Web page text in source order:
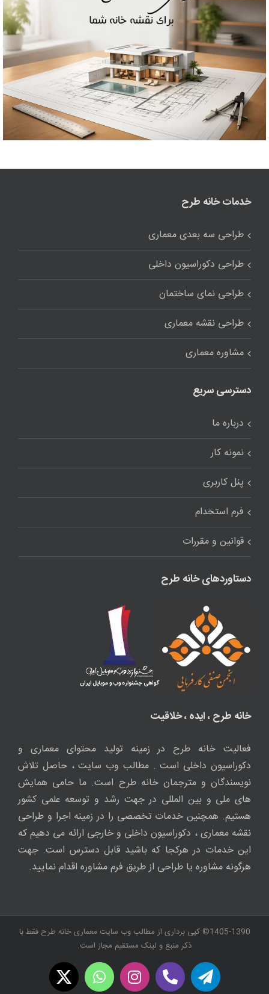
خدمات خانه طرح
طراحی سه بعدی معماری
طراحی دکوراسیون داخلی
طراحی نمای ساختمان
طراحی نقشه معماری
مشاوره معماری
دسترسی سریع
درباره ما
نمونه کار
پنل کاربری
فرم استخدام
قوانین و مقررات
دستاوردهای خانه طرح
خانه طرح ، ایده ، خلاقیت
فعالیت خانه طرح در زمینه تولید محتوای معماری و
دکوراسیون داخلی است . مطالب وب سایت ، حاصل تلاش
نویسندگان و مترجمان خانه طرح است. ما حامی همایش
های ملی و بین المللی در جهت رشد و توسعه علمی کشور
هستیم. همچنین خدمات تخصصی را در زمینه اجرا و طراحی
نقشه معماری ، دکوراسیون داخلی و خارجی ارائه می دهیم که
این خدمات در هرکجا که باشید قابل دسترس است. جهت
هرگونه مشاوره یا طراحی از طریق فرم مشاوره اقدام نمایید.
1405-1390© کپی برداری از مطالب وب سایت معماری خانه طرح فقط با
ذکر منبع و لینک مستقیم مجاز است.
Telegram
Twitch
Instagram
WhatsApp
X